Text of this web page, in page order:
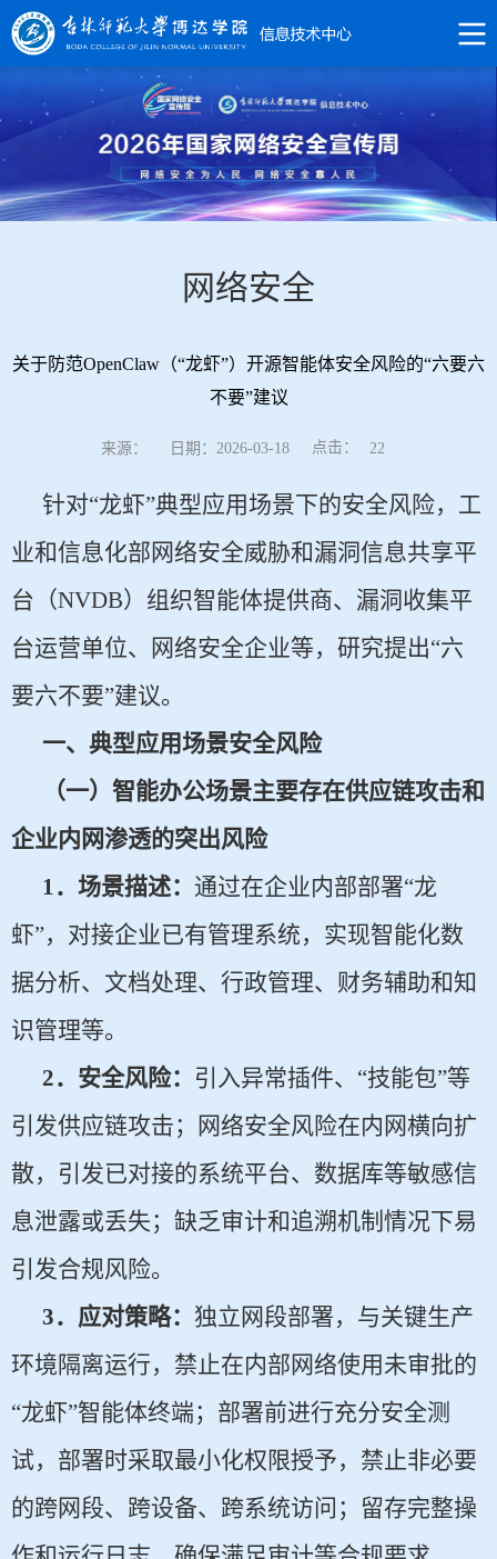
网络安全
关于防范OpenClaw（“龙虾”）开源智能体安全风险的“六要六
不要”建议
来源： 日期：2026-03-18 点击： 22
针对“龙虾”典型应用场景下的安全风险，工
业和信息化部网络安全威胁和漏洞信息共享平
台（NVDB）组织智能体提供商、漏洞收集平
台运营单位、网络安全企业等，研究提出“六
要六不要”建议。
一、典型应用场景安全风险
（一）智能办公场景主要存在供应链攻击和
企业内网渗透的突出风险
1．场景描述： 通过在企业内部部署“龙
虾”，对接企业已有管理系统，实现智能化数
据分析、文档处理、行政管理、财务辅助和知
识管理等。
2．安全风险： 引入异常插件、“技能包”等
引发供应链攻击；网络安全风险在内网横向扩
散，引发已对接的系统平台、数据库等敏感信
息泄露或丢失；缺乏审计和追溯机制情况下易
引发合规风险。
3．应对策略： 独立网段部署，与关键生产
环境隔离运行，禁止在内部网络使用未审批的
“龙虾”智能体终端；部署前进行充分安全测
试，部署时采取最小化权限授予，禁止非必要
的跨网段、跨设备、跨系统访问；留存完整操